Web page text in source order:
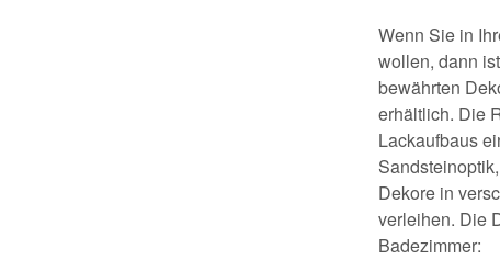
Wenn Sie in
wollen, dann
bewährten
erhältlich. Die
Lackaufbaus
Dekore in
verleihen. Die
Badezimmer: